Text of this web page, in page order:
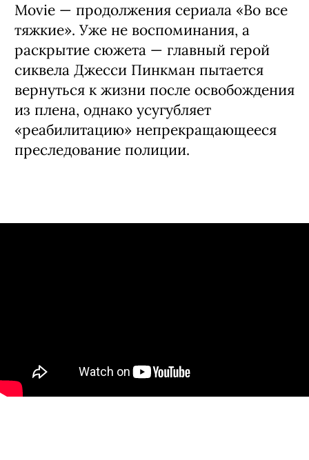
Movie — продолжения сериала «Во все
тяжкие». Уже не воспоминания, а
раскрытие сюжета — главный герой
сиквела Джесси Пинкман пытается
вернуться к жизни после освобождения
из плена, однако усугубляет
«реабилитацию» непрекращающееся
преследование полиции.